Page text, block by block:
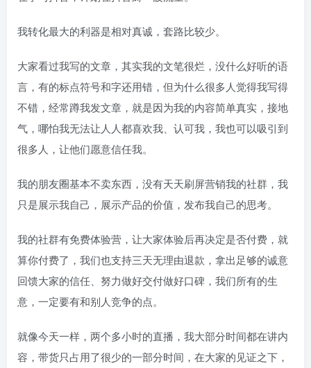
我转化最大的利器是相对真诚，套路比较少。
大家看过我写的文章，其实我的文笔很烂，没什么好听的语
言，有的标点符号和字还用错，但为什么很多人觉得我写得
不错，经常蹲我发文章，就是因为我的内容简单真实，接地
气，哪怕我无法让人人都喜欢我、认可我，我也可以吸引到
很多人，让他们愿意信任我。
我的朋友圈基本不卖东西，没有天天刷屏营销我的社群，我
只是展示我自己，展示产品的价值，发布我自己的思考。
我的社群有免费体验营，让大家体验后再决定是否付费，就
算你付费了，我们也支持三天无理由退款，拿出足够的诚意
回馈大家的信任、努力做好交付做好口碑，我们所有的生
意，一定要有和别人竞争的点。
就像今天一样，两个多小时的直播，我大部分时间都在讲内
容，带货只占用了很少的一部分时间，在大家的见证之下，